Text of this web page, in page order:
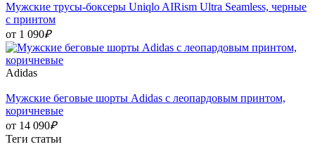
Мужские трусы-боксеры Uniqlo AIRism Ultra Seamless, черные
с принтом
от 1 090₽
Adidas
Мужские беговые шорты Adidas с леопардовым принтом,
коричневые
от 14 090₽
Теги статьи